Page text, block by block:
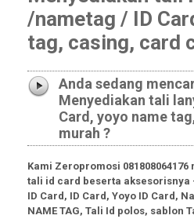
/nametag / ID
tag, casing, card
Anda sedang
Menyediakan tali
Card, yoyo name
murah ?
Kami Zeropromosi
tali id card beserta aksesorisnya
ID Card, ID Card, Yoyo ID Card,
NAME TAG, Tali Id polos, sablon